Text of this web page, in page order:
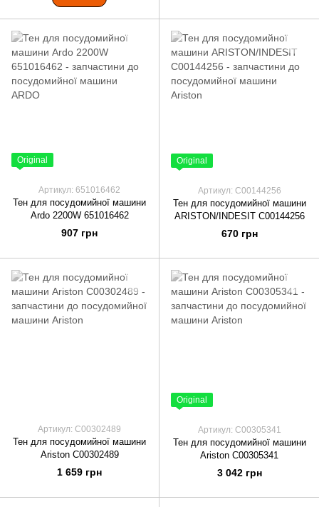
Original
Артикул: 651016462
Тен для посудомийної машини
Ardo 2200W 651016462
907 грн
Original
Артикул: C00144256
Тен для посудомийної машини
ARISTON/INDESIT C00144256
670 грн
Артикул: C00302489
Тен для посудомийної машини
Ariston C00302489
1 659 грн
Original
Артикул: C00305341
Тен для посудомийної машини
Ariston C00305341
3 042 грн